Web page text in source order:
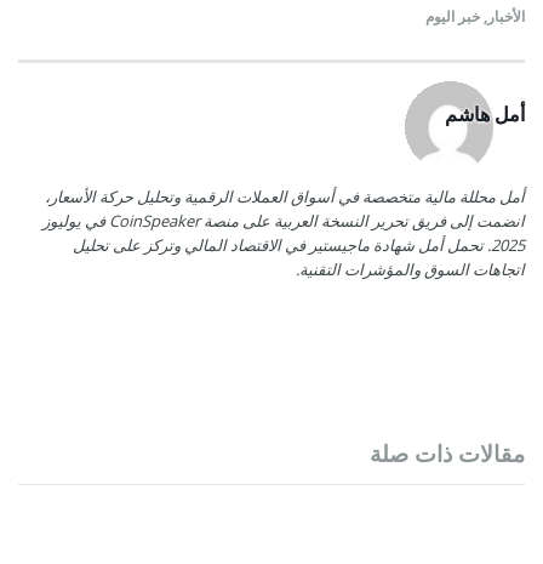
الأخبار, خبر اليوم
أمل هاشم
أمل محللة مالية متخصصة في أسواق العملات الرقمية وتحليل حركة الأسعار،
انضمت إلى فريق تحرير النسخة العربية على منصة CoinSpeaker في يوليوز
2025. تحمل أمل شهادة ماجيستير في الاقتصاد المالي وتركز على تحليل
اتجاهات السوق والمؤشرات التقنية.
مقالات ذات صلة